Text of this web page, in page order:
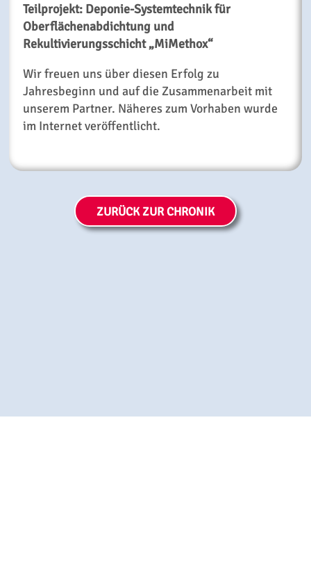
Teilprojekt: Deponie-Systemtechnik für
Oberflächenabdichtung und
Rekultivierungsschicht „MiMethox“
Wir freuen uns über diesen Erfolg zu
Jahresbeginn und auf die Zusammenarbeit mit
unserem Partner. Näheres zum Vorhabenwurde
im Internet veröffentlicht.
ZURÜCK ZUR CHRONIK